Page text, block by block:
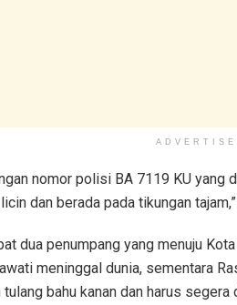
nomor polisi BA 7119 KU yang
dan berada pada tikungan
dua penumpang yang menuju
meninggal dunia, sementara
tulang bahu kanan dan harus